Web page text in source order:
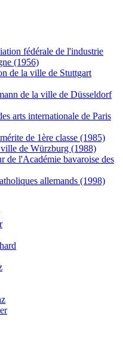
fédérale de l'industrie
(1956)
de la ville de Stuttgart
de la ville de Düsseldorf
arts internationale de Paris
de 1ère classe (1985)
de Würzburg (1988)
de l'Académie bavaroise des
allemands (1998)